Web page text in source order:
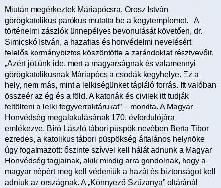
Miután megérkeztek Máriapócsra, Orosz István
görögkatolikus parókus mutatta be a kegytemplomot. A
történelmi zászlók ünnepélyes bevonulását követően, dr.
Simicskó István, a hazafias és honvédelmi nevelésért
felelős kormánybiztos köszöntötte a zarándoklat résztvevőit.
„Azért jöttünk ide, mert a magyarságnak és valamennyi
görögkatolikusnak Máriapócs a csodák kegyhelye. Ez a
hely, nem más, mint a lelkiségünket tápláló forrás. Itt valóban
összeér az ég és a föld. A katonák és civilek itt tudják
feltölteni a lelki fegyverraktárukat” – mondta. A Magyar
Honvédség megalakulásának 170. évfordulójára
emlékezve, Bíró László tábori püspök nevében Berta Tibor
ezredes, a katolikus tábori püspökség általános helynöke
úgy fogalmazott: őszinte szívvel kell hálát adnunk a Magyar
Honvédség tagjainak, akik mindig arra gondolnak, hogy a
magyar népért meg kell védeniük a hazát és biztonságot kell
adniuk az országnak. A „Könnyező Szűzanya” oltáránál